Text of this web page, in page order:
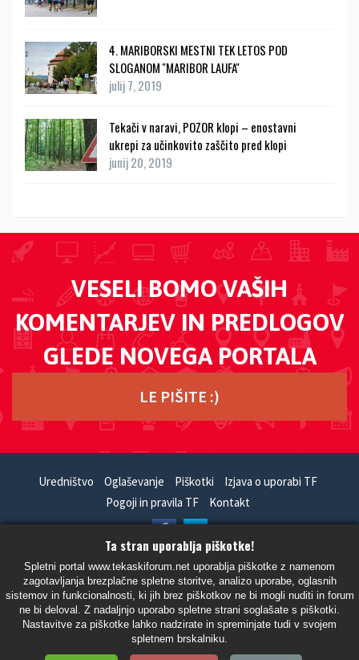
4. MARIBORSKI MESTNI TEK LETOS POD
SLOGANOM ''MARIBOR LAUFA''
julij 7, 2019
Tekači v naravi, POZOR klopi – enostavni
ukrepi za učinkovito zaščito pred klopi
junij 20, 2019
VESELI BOMO VAŠIH
KOMENTARJEV IN PREDLOGOV
GLEDE NOVEGA PORTALA
LE PIŠITE :)
Uredništvo Oglaševanje Piškotki
Izjava o uporabi TF
Pogoji in pravila TF
Kontakt
HandCrafted With - Powered By
- Vsi časi so UTC+02:00 Evropa/Ljubljana -
Ta stran uporablja piškotke!
Spletni portal www.tekaskiforum.net uporablja piškotke z namenom
zagotavljanja brezplačne spletne storitve, analizo uporabe, oglasnih
sistemov in funkcionalnosti, ki jih brez piškotkov ne bi mogli nuditi in forum
ne bi deloval. Z nadaljnjo uporabo spletne strani soglašate s piškotki.
Nastavitve za piškotke lahko nadzirate in spreminjate tudi v svojem
spletnem brskalniku.